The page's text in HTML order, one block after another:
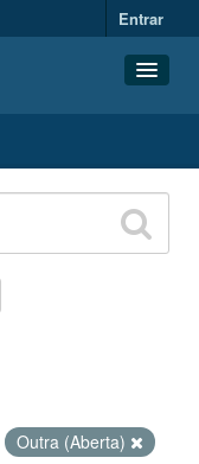
Entrar
Outra (Aberta)